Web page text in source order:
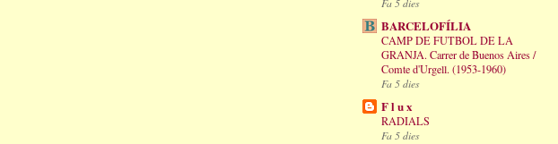
BARCELOFÍLIA
CAMP DE FUTBOL DE LA
GRANJA. Carrer de Buenos Aires /
Comte d'Urgell. (1953-1960)
Fa 5 dies
F l u x
RADIALS
Fa 5 dies